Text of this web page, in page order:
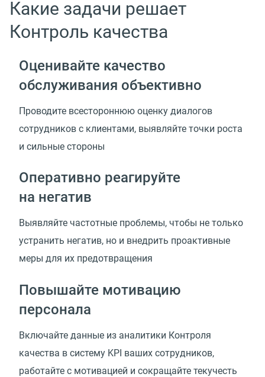
Какие задачи решает
Контроль качества
Оценивайте качество
обслуживания объективно
Проводите всестороннюю оценку диалогов
сотрудников с клиентами, выявляйте точки роста
и сильные стороны
Оперативно реагируйте
на негатив
Выявляйте частотные проблемы, чтобы не только
устранить негатив, но и внедрить проактивные
меры для их предотвращения
Повышайте мотивацию
персонала
Включайте данные из аналитики Контроля
качества в систему KPI ваших сотрудников,
работайте с мотивацией и сокращайте текучесть